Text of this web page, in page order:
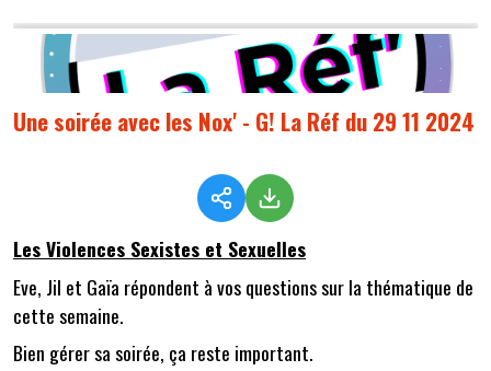
Une soirée avec les Nox' - G! La Réf du 29 11 2024
Les Violences Sexistes et Sexuelles
Eve, Jil et Gaïa répondent à vos questions sur la thématique de
cette semaine.
Bien gérer sa soirée, ça reste important.